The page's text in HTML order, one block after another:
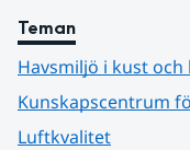
Teman
Havsmiljö i kust och
Kunskapscentrum
Luftkvalitet